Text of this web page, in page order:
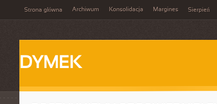
Strona główna Archiwum Konsolidacja Margines Sierpień
DYMEK